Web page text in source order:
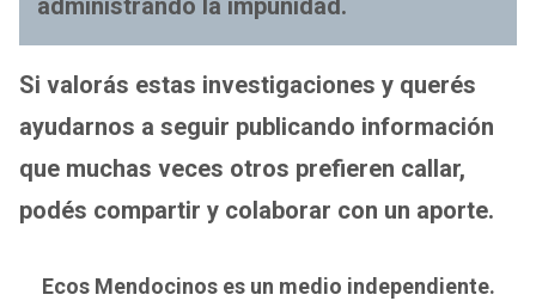
administrando la impunidad.
Si valorás estas investigaciones y querés
ayudarnos a seguir publicando información
que muchas veces otros prefieren callar,
podés compartir y colaborar con un aporte.
Ecos Mendocinos es un medio independiente.